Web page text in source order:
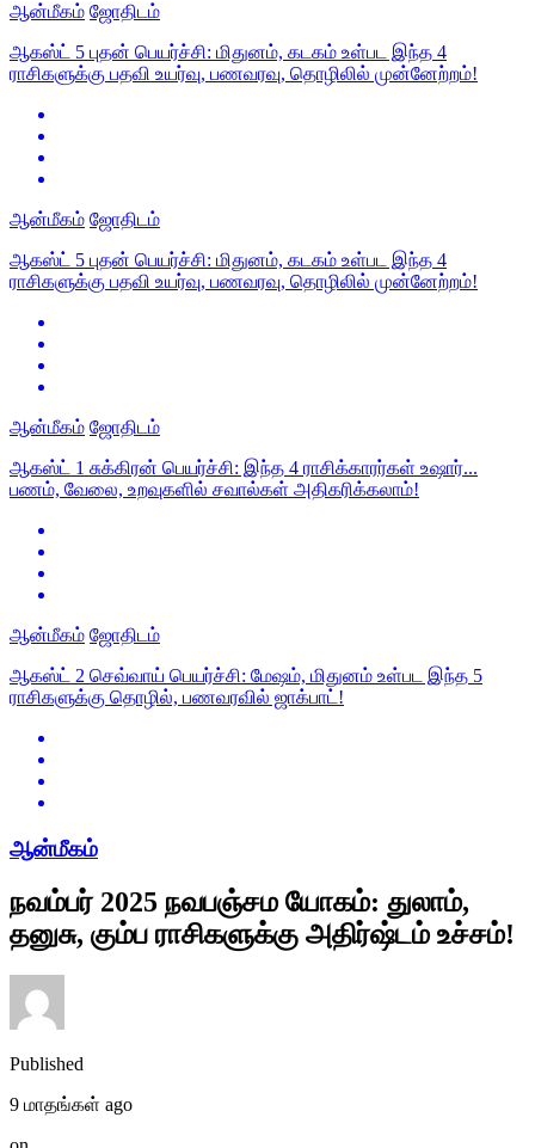
ஆன்மீகம் ஜோதிடம்
ஆகஸ்ட் 5 புதன் பெயர்ச்சி: மிதுனம், கடகம் உள்பட இந்த 4
ராசிகளுக்கு பதவி உயர்வு, பணவரவு, தொழிலில் முன்னேற்றம்!
ஆன்மீகம் ஜோதிடம்
ஆகஸ்ட் 5 புதன் பெயர்ச்சி: மிதுனம், கடகம் உள்பட இந்த 4
ராசிகளுக்கு பதவி உயர்வு, பணவரவு, தொழிலில் முன்னேற்றம்!
ஆன்மீகம் ஜோதிடம்
ஆகஸ்ட் 1 சுக்கிரன் பெயர்ச்சி: இந்த 4 ராசிக்காரர்கள் உஷார்...
பணம், வேலை, உறவுகளில் சவால்கள் அதிகரிக்கலாம்!
ஆன்மீகம் ஜோதிடம்
ஆகஸ்ட் 2 செவ்வாய் பெயர்ச்சி: மேஷம், மிதுனம் உள்பட இந்த 5
ராசிகளுக்கு தொழில், பணவரவில் ஜாக்பாட்!
ஆன்மீகம்
நவம்பர் 2025 நவபஞ்சம யோகம்: துலாம்,
தனுசு, கும்ப ராசிகளுக்கு அதிர்ஷ்டம் உச்சம்!
Published
9 மாதங்கள் ago